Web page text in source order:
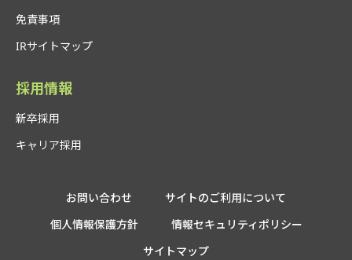
免責事項
IRサイトマップ
採用情報
新卒採用
キャリア採用
お問い合わせ
サイトのご利用について
個人情報保護方針
情報セキュリティポリシー
サイトマップ